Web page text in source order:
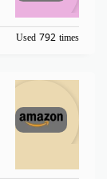
Used 792 times